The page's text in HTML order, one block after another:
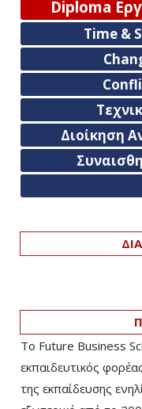
Diploma
Time &
Διοίκηση
Το Future Business
εκπαιδευτικός
της εκπαίδευσης